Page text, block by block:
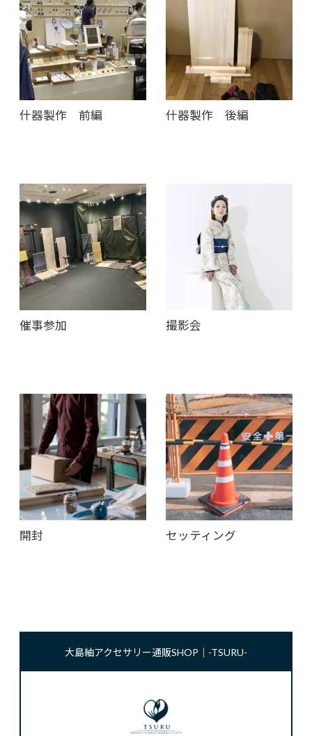
什器製作 前編 什器製作 後編
催事参加 撮影会
開封 セッティング
大島紬アクセサリー通販SHOP｜-TSURU-